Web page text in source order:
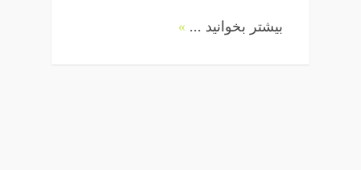
بیشتر بخوانید ... »